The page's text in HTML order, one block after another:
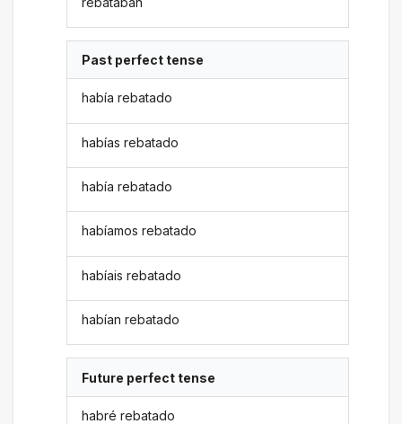
Past perfect tense
había rebatado
habías rebatado
había rebatado
habíamos rebatado
habíais rebatado
habían rebatado
Future perfect tense
habré rebatado